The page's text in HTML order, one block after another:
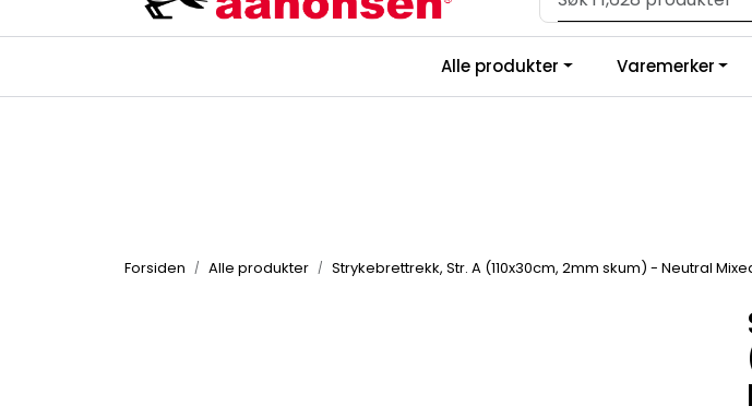
Skip to main content Velkommen til vår
Alle produkter Varemerker
Forsiden Alle produkter Strykebrettrekk, Str. A (110x30cm, 2mm skum) - Neutral